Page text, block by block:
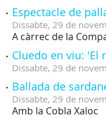
Espectacle de
Dissabte, 29 de
A càrrec de la
Cluedo en viu: 'El
Dissabte, 29 de
Ballada de
Dissabte, 29 de
Amb la Cobla Xaloc